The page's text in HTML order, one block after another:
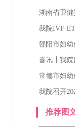
湖南省卫
我院IVF-
邵阳市妇
喜讯┃我院
常德市妇
我院召开
推荐图